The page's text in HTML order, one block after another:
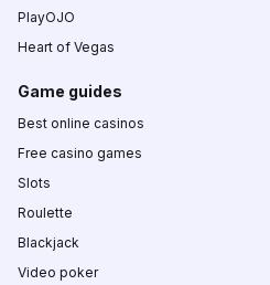
PlayOJO
Heart of Vegas
Game guides
Best online casinos
Free casino games
Slots
Roulette
Blackjack
Video poker